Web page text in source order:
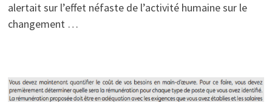
alertait sur l’effet néfaste de l’activité humaine sur le
changement …